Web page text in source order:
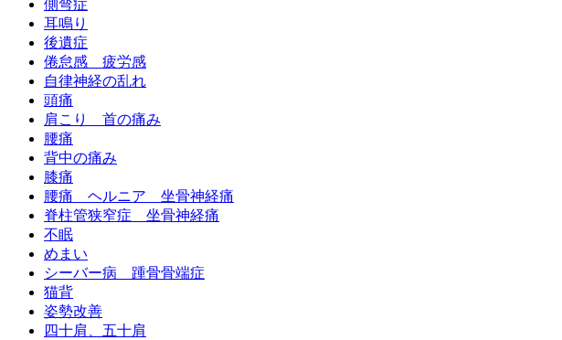
側弯症
耳鳴り
後遺症
倦怠感 疲労感
自律神経の乱れ
頭痛
肩こり 首の痛み
腰痛
背中の痛み
膝痛
腰痛 ヘルニア 坐骨神経痛
脊柱管狭窄症 坐骨神経痛
不眠
めまい
シーバー病 踵骨骨端症
猫背
姿勢改善
四十肩、五十肩